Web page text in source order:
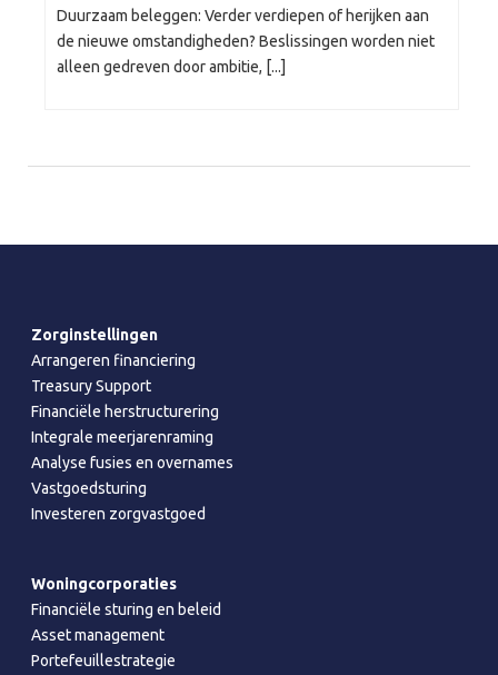
Duurzaam beleggen: Verder verdiepen of herijken aan
de nieuwe omstandigheden? Beslissingen worden niet
alleen gedreven door ambitie, [...]
Zorginstellingen
Arrangeren financiering
Treasury Support
Financiële herstructurering
Integrale meerjarenraming
Analyse fusies en overnames
Vastgoedsturing
Investeren zorgvastgoed
Woningcorporaties
Financiële sturing en beleid
Asset management
Portefeuillestrategie